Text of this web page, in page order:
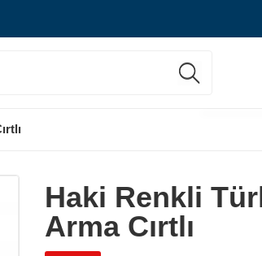
Haki Renkli
Arma Cırtlı